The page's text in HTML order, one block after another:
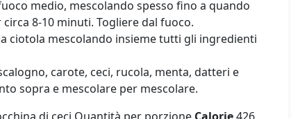
medio, mescolando spesso fino a quando
8-10 minuti. Togliere dal fuoco.
ciotola mescolando insieme tutti gli ingredienti
carote, ceci, rucola, menta, datteri e
sopra e mescolare per mescolare.